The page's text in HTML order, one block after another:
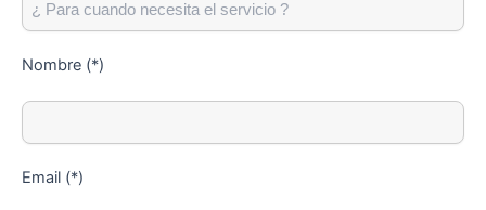
Nombre (*)
Email (*)